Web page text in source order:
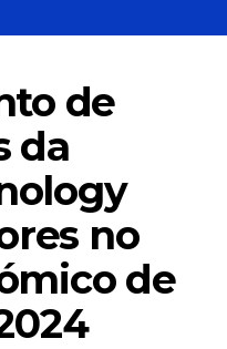
de
da
no
de